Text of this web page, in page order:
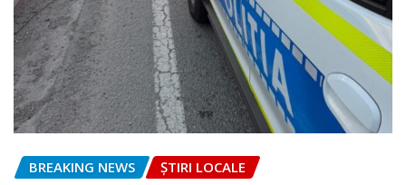
BREAKING NEWS ȘTIRI LOCALE